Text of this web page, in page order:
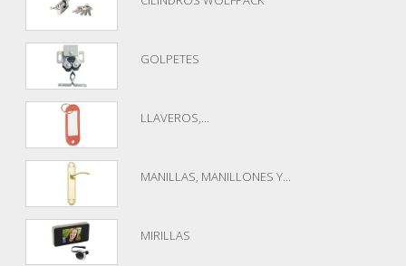
GOLPETES
LLAVEROS,...
MANILLAS, MANILLONES Y...
MIRILLAS